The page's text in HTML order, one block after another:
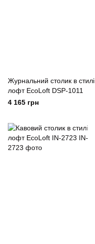
Журнальний столик в стилі
лофт EcoLoft DSP-1011
4 165 грн